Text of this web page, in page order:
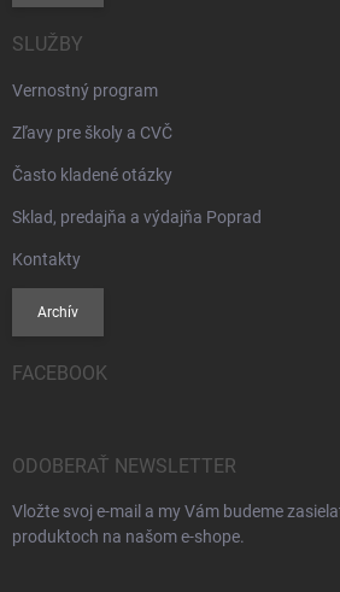
SLUŽBY
Vernostný program
Zľavy pre školy a CVČ
Často kladené otázky
Sklad, predajňa a výdajňa Poprad
Kontakty
Archív
FACEBOOK
ODOBERAŤ NEWSLETTER
Vložte svoj e-mail a my Vám budeme
produktoch na našom e-shope.